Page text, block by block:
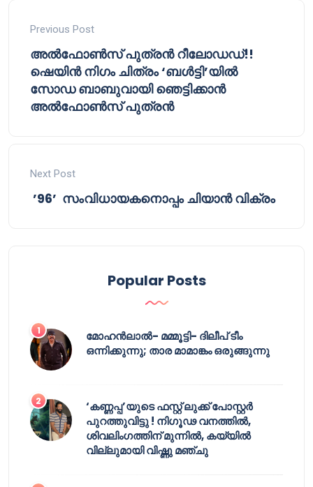
Previous Post
അൽഫോൺസ് പുത്രൻ റീലോഡഡ്!!
ഷെയിൻ നിഗം ചിത്രം ‘ബൾട്ടി’യിൽ
സോഡ ബാബുവായി ‌‌‌ഞെട്ടിക്കാൻ
അൽഫോൺസ് പുത്രൻ
Next Post
’96’ സംവിധായകനൊപ്പം ചിയാൻ വിക്രം
Popular Posts
മോഹൻലാൽ- മമ്മൂട്ടി- ദിലീപ് ടീം
ഒന്നിക്കുന്നു; താര മാമാങ്കം ഒരുങ്ങുന്നു
‘കണ്ണപ്പ’യുടെ ഫസ്റ്റ് ലുക്ക് പോസ്റ്റർ
പുറത്തുവിട്ടു ! നിഗൂഢ വനത്തിൽ,
ശിവലിംഗത്തിന് മുന്നിൽ, കയ്യിൽ
വില്ലുമായി വിഷ്ണു മഞ്ചു